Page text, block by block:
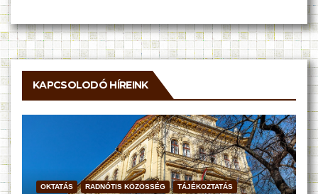
KAPCSOLODÓ HÍREINK
OKTATÁS RADNÓTIS KÖZÖSSÉG TÁJÉKOZTATÁS